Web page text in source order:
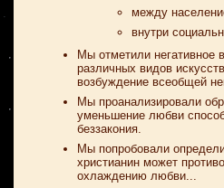
между
внутри
Мы отметили негативное
различных видов
возбуждение всеобщей
Мы проанализировали
уменьшение любви
беззакония.
Мы попробовали
христианин может
охлаждению любви...